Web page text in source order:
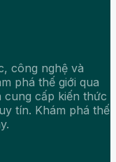
công nghệ và
phá thế giới qua
cung cấp kiến thức
tín. Khám phá thế